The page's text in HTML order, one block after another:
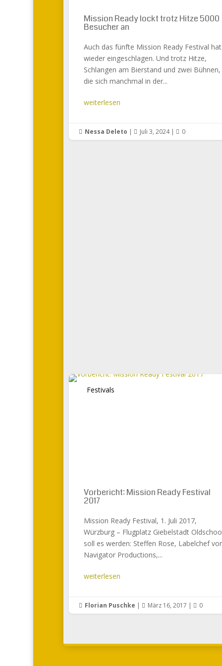
Mission Ready lockt trotz Hitze 5000
Besucher an
Auch das fünfte Mission Ready Festival hat
wieder eingeschlagen. Und trotz Hitze,
Schlangen am Bierstand und zwei Bühnen,
die sich manchmal in der...
weiterlesen
 Nessa Deleto |  Juli 3, 2024|  0
Festivals
Vorbericht: Mission Ready Festival
2017
Mission Ready Festival, 1. Juli 2017,
Würzburg – Flugplatz Giebelstadt
soll es werden: Steffen Rose, Labelchef
Navigator Productions,...
weiterlesen
 Florian Puschke |  März 16, 2017 |  0